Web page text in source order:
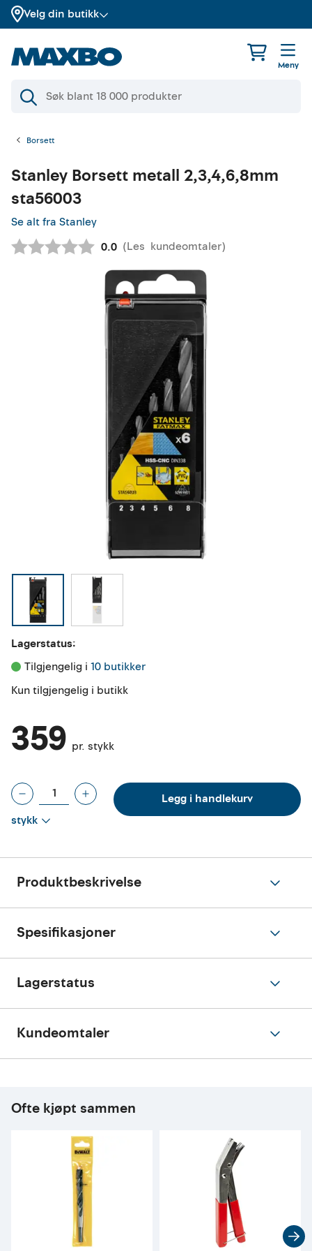
Velg din butikk
Meny
Borsett
Stanley Borsett metall 2,3,4,6,8mm
sta56003
Se alt fra Stanley
Gjennomsnittskarakter:
0.0 (Les kundeomtaler)
Lagerstatus:
Tilgjengelig i 10 butikker
Kun tilgjengelig i butikk
359 pr. stykk
stykk
Legg i handlekurv
Produktbeskrivelse
Spesifikasjoner
Lagerstatus
Kundeomtaler
Ofte kjøpt sammen